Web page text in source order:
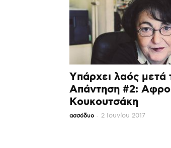
Υπάρχει λαός
Απάντηση #2:
Κουκουτσάκη
ασσόδυο - 2 Ιουνίου 2017